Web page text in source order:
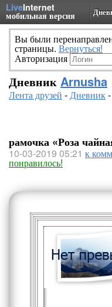
LiveInternet
мобильная версия
Вы были
страницы. Вернуться!
Авторизация
Дневник Arnusha
Лента друзей -Дневник-
рамочка «Роза
10-03-2019 05:21 к
понравилось!